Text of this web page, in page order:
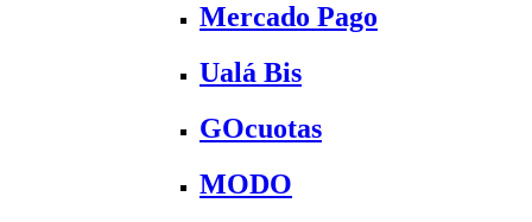
Mercado Pago
Ualá Bis
GOcuotas
MODO